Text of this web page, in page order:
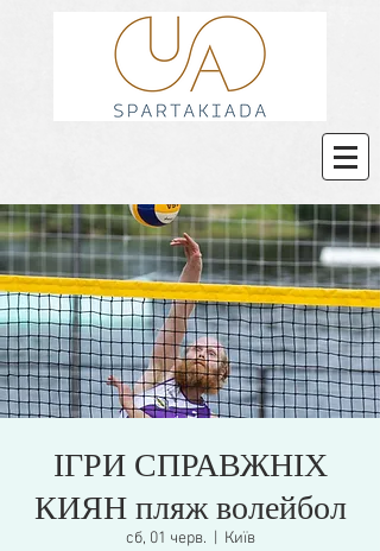
ІГРИ СПРАВЖНІХ
КИЯН пляж волейбол
сб, 01 черв. Київ